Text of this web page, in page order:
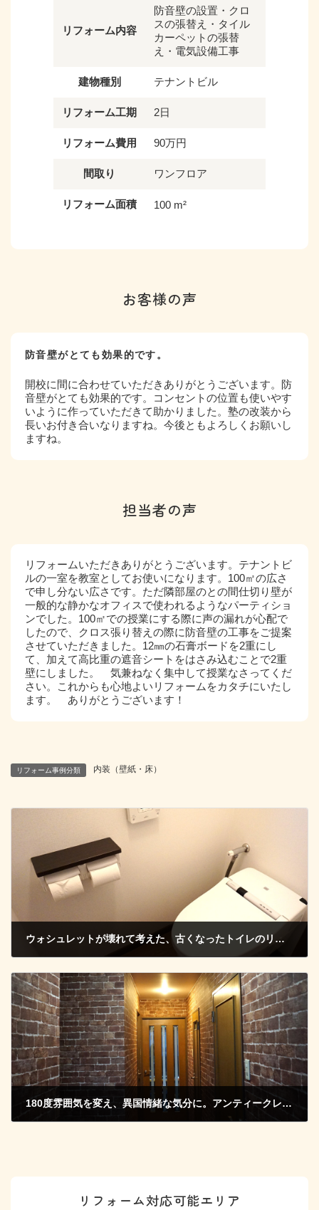
リフォーム内容
防音壁の設置・クロ
スの張替え・タイル
カーペットの張替
え・電気設備工事
建物種別 テナントビル
リフォーム工期 2日
リフォーム費用 90万円
間取り ワンフロア
リフォーム面積 100 m²
お客様の声
防音壁がとても効果的です。
開校に間に合わせていただきありがとうございます。防
音壁がとても効果的です。コンセントの位置も使いやす
いように作っていただきて助かりました。塾の改装から
長いお付き合いなりますね。今後ともよろしくお願いし
ますね。
担当者の声
リフォームいただきありがとうございます。テナントビ
ルの一室を教室としてお使いになります。100㎡の広さ
で申し分ない広さです。ただ隣部屋のとの間仕切り壁が
一般的な静かなオフィスで使われるようなパーティショ
ンでした。100㎡での授業にする際に声の漏れが心配で
したので、クロス張り替えの際に防音壁の工事をご提案
させていただきました。12㎜の石膏ボードを2重にし
て、加えて高比重の遮音シートをはさみ込むことで2重
壁にしました。 気兼ねなく集中して授業なさってくだ
さい。これからも心地よいリフォームをカタチにいたし
ます。 ありがとうございます！
リフォーム事例分類 内装（壁紙・床）
ウォシュレットが壊れて考えた、古くなったトイレのリフォームの実現
180度雰囲気を変え、異国情緒な気分に。アンティークレンガ調のクロスを使った玄関の空間作り。
リフォーム対応可能エリア